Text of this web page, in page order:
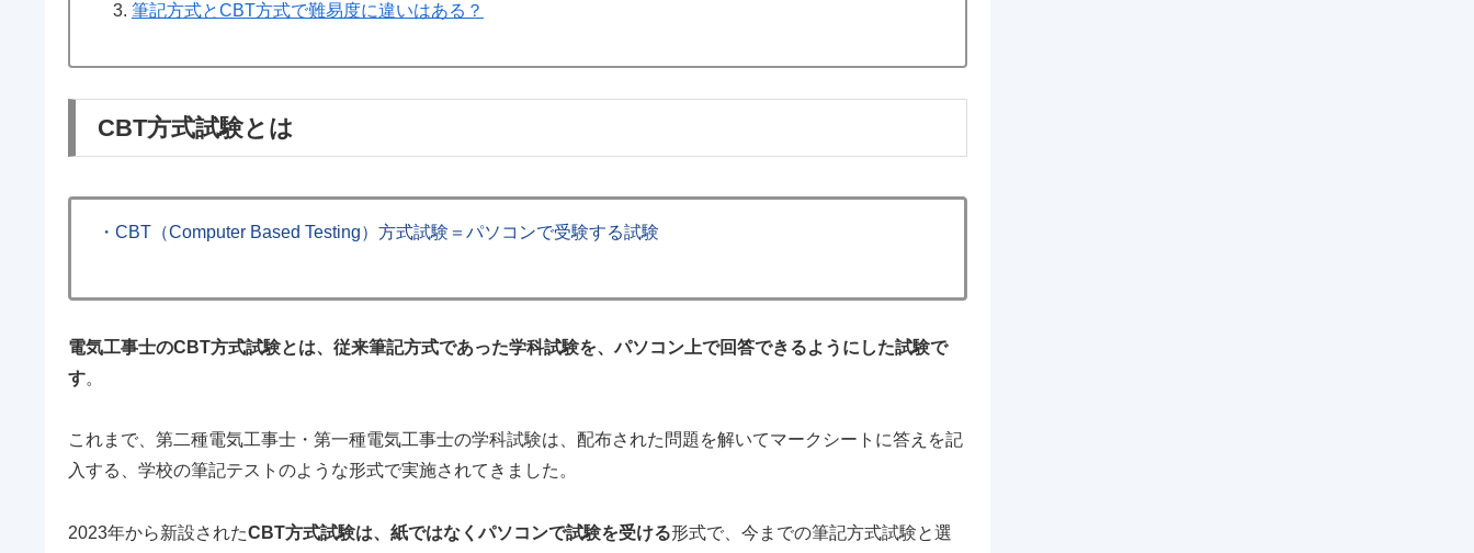
筆記方式とCBT方式で難易度に違いはある？
CBT方式試験とは
・CBT（Computer Based Testing）方式試験＝パソコンで受験する試験
電気工事士のCBT方式試験とは、従来筆記方式であった学科試験を、パソコン上で回答できるようにした試験で
す。
これまで、第二種電気工事士・第一種電気工事士の学科試験は、配布された問題を解いてマークシートに答えを記
入する、学校の筆記テストのような形式で実施されてきました。
2023年から新設されたCBT方式試験は、紙ではなくパソコンで試験を受ける形式で、今までの筆記方式試験と選